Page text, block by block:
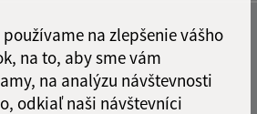
na zlepšenie vášho
na to, aby sme vám
na analýzu návštevnosti
odkiaľ naši návštevníci